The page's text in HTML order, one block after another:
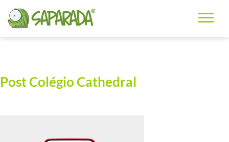
Post Colégio Cathedral